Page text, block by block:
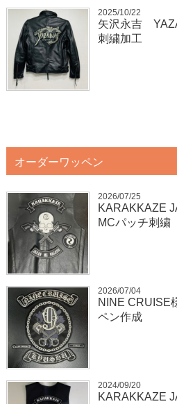
2025/10/22
矢沢永吉
刺繍加工
オーダーワッペン
2026/07/25
KARAKKAZE
MCパッチ刺繍
2026/07/04
NINE
ペン作成
2024/09/20
KARAKKAZE